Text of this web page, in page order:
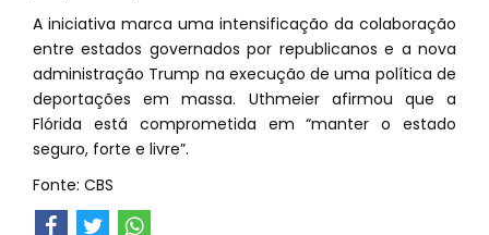
A iniciativa marca uma intensificação da colaboração
entre estados governados por republicanos e a nova
administração Trump na execução de uma política de
deportações em massa. Uthmeier afirmou que a
Flórida está comprometida em “manter o estado
seguro, forte e livre”.
Fonte: CBS